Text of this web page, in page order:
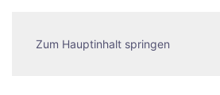
Zum Hauptinhalt springen